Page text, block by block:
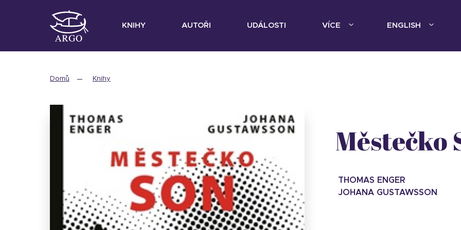
KNIHY AUTOŘI UDÁLOSTI VÍCE ENGLISH
Domů Knihy
Městečko
THOMAS ENGER
JOHANA GUSTAWSSON